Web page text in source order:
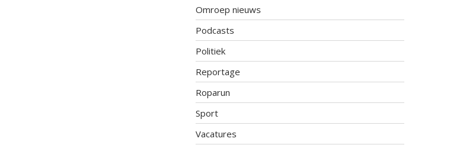
Omroep nieuws
Podcasts
Politiek
Reportage
Roparun
Sport
Vacatures